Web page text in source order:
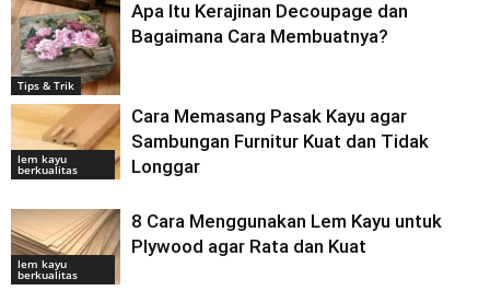
Tips & Trik
Apa Itu Kerajinan Decoupage dan
Bagaimana Cara Membuatnya?
lem kayu
berkualitas
Cara Memasang Pasak Kayu agar
Sambungan Furnitur Kuat dan Tidak
Longgar
lem kayu
berkualitas
8 Cara Menggunakan Lem Kayu untuk
Plywood agar Rata dan Kuat